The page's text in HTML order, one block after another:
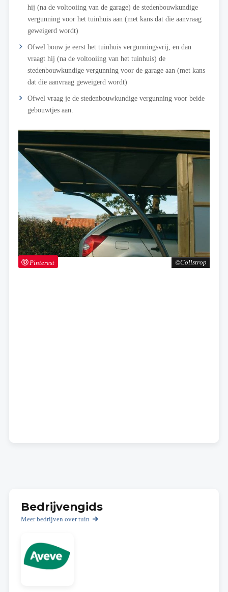
Collstrop
Pinterest
hij (na de voltooiing van de garage) de stedenbouwkundige
vergunning voor het tuinhuis aan (met kans dat die aanvraag
geweigerd wordt)
Ofwel bouw je eerst het tuinhuis vergunningsvrij, en dan
vraagt hij (na de voltooiing van het tuinhuis) de
stedenbouwkundige vergunning voor de garage aan (met kans
dat die aanvraag geweigerd wordt)
Ofwel vraag je de stedenbouwkundige vergunning voor beide
gebouwtjes aan.
Bedrijvengids
Meer bedrijven over tuin